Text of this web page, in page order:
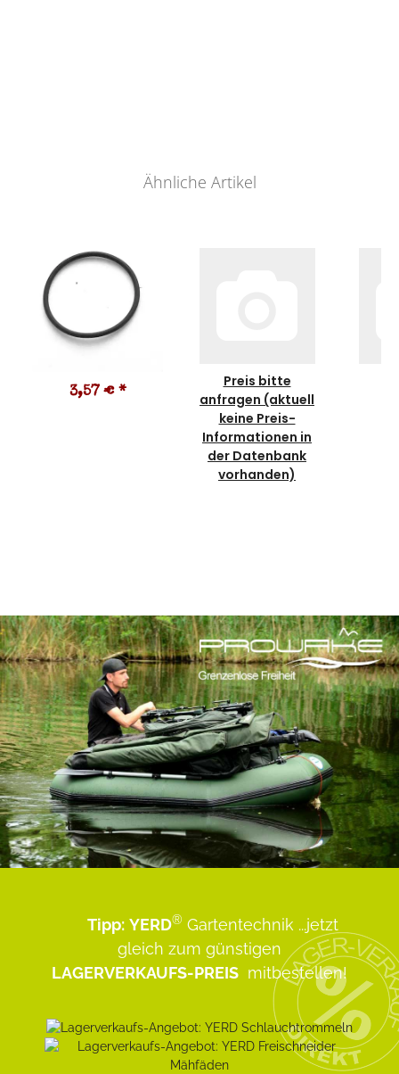
Ähnliche Artikel
3,57 € *
Preis bitte
anfragen (aktuell
keine Preis-
Informationen in
der Datenbank
vorhanden)
Tipp: YERD® Gartentechnik ...jetzt
gleich zum günstigen
LAGERVERKAUFS-PREIS mitbestellen!